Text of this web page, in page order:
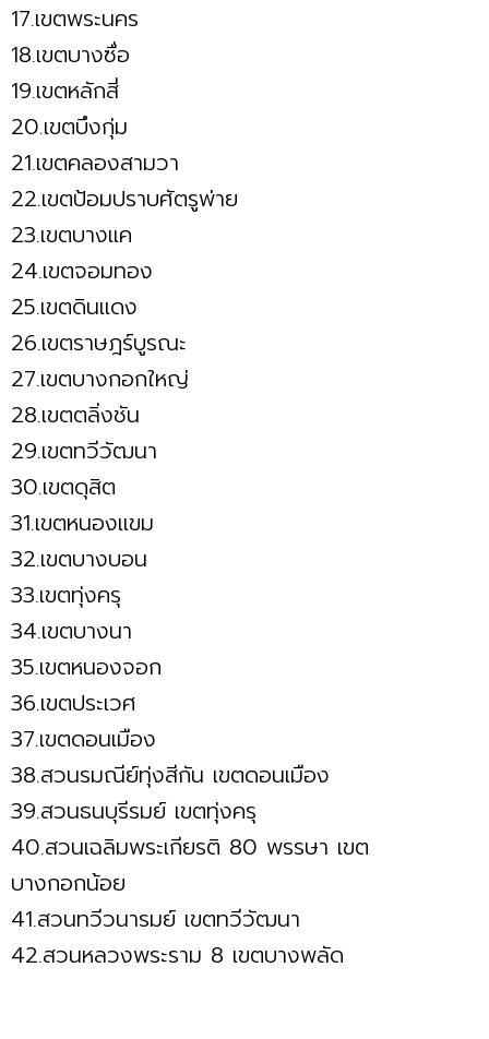
17.เขตพระนคร
18.เขตบางซื่อ
19.เขตหลักสี่
20.เขตบึงกุ่ม
21.เขตคลองสามวา
22.เขตป้อมปราบศัตรูพ่าย
23.เขตบางแค
24.เขตจอมทอง
25.เขตดินแดง
26.เขตราษฎร์บูรณะ
27.เขตบางกอกใหญ่
28.เขตตลิ่งชัน
29.เขตทวีวัฒนา
30.เขตดุสิต
31.เขตหนองแขม
32.เขตบางบอน
33.เขตทุ่งครุ
34.เขตบางนา
35.เขตหนองจอก
36.เขตประเวศ
37.เขตดอนเมือง
38.สวนรมณีย์ทุ่งสีกัน เขตดอนเมือง
39.สวนธนบุรีรมย์ เขตทุ่งครุ
40.สวนเฉลิมพระเกียรติ 80 พรรษา เขต
บางกอกน้อย
41.สวนทวีวนารมย์ เขตทวีวัฒนา
42.สวนหลวงพระราม 8 เขตบางพลัด